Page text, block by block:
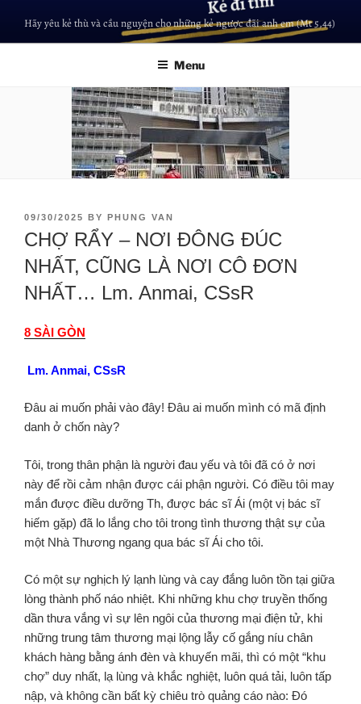
Hãy yêu kẻ thù và cầu nguyện cho những kẻ ngược đãi anh em (Mt 5,44)
Menu
09/30/2025 BY PHUNG VAN
CHỢ RẨY – NƠI ĐÔNG ĐÚC
NHẤT, CŨNG LÀ NƠI CÔ ĐƠN
NHẤT… Lm. Anmai, CSsR
8 SÀI GÒN
Lm. Anmai, CSsR
Đâu ai muốn phải vào đây! Đâu ai muốn mình có mã định
danh ở chốn này?
Tôi, trong thân phận là người đau yếu và tôi đã có ở nơi
này để rồi cảm nhận được cái phận người. Có điều tôi may
mắn được điều dưỡng Th, được bác sĩ Ái (một vị bác sĩ
hiếm gặp) đã lo lắng cho tôi trong tình thương thật sự của
một Nhà Thương ngang qua bác sĩ Ái cho tôi.
Có một sự nghịch lý lạnh lùng và cay đắng luôn tồn tại giữa
lòng thành phố náo nhiệt. Khi những khu chợ truyền thống
dần thưa vắng vì sự lên ngôi của thương mại điện tử, khi
những trung tâm thương mại lộng lẫy cố gắng níu chân
khách hàng bằng ánh đèn và khuyến mãi, thì có một “khu
chợ” duy nhất, lạ lùng và khắc nghiệt, luôn quá tải, luôn tấp
nập, và không cần bất kỳ chiêu trò quảng cáo nào: Đó